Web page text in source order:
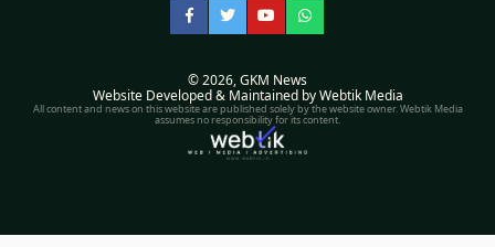
Facebook
TwitterYouTubeWhatsApp
© 2026,GKM News
Website Developed & Maintained by Webtik Media
All content and news on this website are published solely by the website owner. Webtik Media
assumes no responsibility for its content.